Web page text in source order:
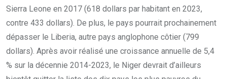
Sierra Leone en 2017 (618 dollars par habitant en 2023,
contre 433 dollars). De plus, le pays pourrait prochainement
dépasser le Liberia, autre pays anglophone côtier (799
dollars). Après avoir réalisé une croissance annuelle de 5,4
% sur la décennie 2014-2023, le Niger devrait d’ailleurs